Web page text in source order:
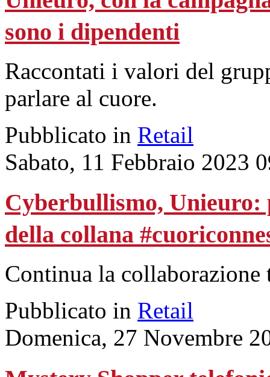
sono i dipendenti
Raccontati i valori del
parlare al cuore.
Pubblicato in Retail
Sabato, 11 Febbraio 2023
Cyberbullismo,
della collana
Continua la
Pubblicato in Retail
Domenica, 27 Novembre